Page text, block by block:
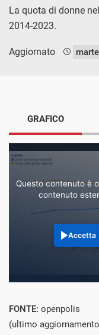
La quota di donne
2014-2023.
Aggiornato
GRAFICO
Questo contenuto è
contenuto
Accetta
FONTE: openpolis
(ultimo